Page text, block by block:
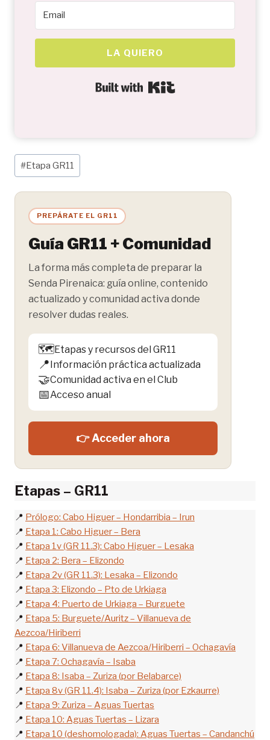
LA QUIERO
Built with Kit
Etiquetas
de
la
entrada:
#Etapa GR11
PREPÁRATE EL GR11
Guía GR11 + Comunidad
La forma más completa de preparar la
Senda Pirenaica: guía online, contenido
actualizado y comunidad activa donde
resolver dudas reales.
🗺️Etapas y recursos del GR11
📍Información práctica actualizada
🤝Comunidad activa en el Club
📅Acceso anual
👉 Acceder ahora
Etapas – GR11
📍 Prólogo: Cabo Higuer – Hondarribia – Irun
📍 Etapa 1: Cabo Higuer – Bera
📍 Etapa 1v (GR 11.3): Cabo Higuer – Lesaka
📍 Etapa 2: Bera – Elizondo
📍 Etapa 2v (GR 11.3): Lesaka – Elizondo
📍 Etapa 3: Elizondo – Pto de Urkiaga
📍 Etapa 4: Puerto de Urkiaga – Burguete
📍 Etapa 5: Burguete/Auritz – Villanueva de
Aezcoa/Hiriberri
📍 Etapa 6: Villanueva de Aezcoa/Hiriberri – Ochagavía
📍 Etapa 7: Ochagavía – Isaba
📍 Etapa 8: Isaba – Zuriza (por Belabarce)
📍 Etapa 8v (GR 11.4): Isaba – Zuriza (por Ezkaurre)
📍 Etapa 9: Zuriza – Aguas Tuertas
📍 Etapa 10: Aguas Tuertas – Lizara
📍 Etapa 10 (deshomologada): Aguas Tuertas – Candanchú